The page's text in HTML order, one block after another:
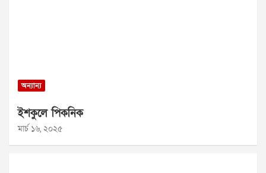
অন্যান্য
ইশকুলে পিকনিক
মার্চ ১৬, ২০২৫